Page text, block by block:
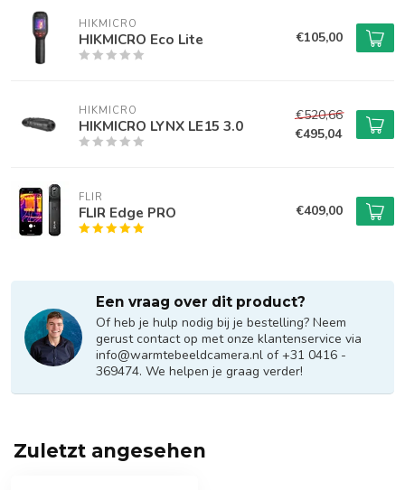
HIKMICRO
HIKMICRO Eco Lite €105,00
HIKMICRO
HIKMICRO LYNX LE15 3.0
€520,66
€495,04
FLIR
FLIR Edge PRO €409,00
Een vraag over dit product?
Of heb je hulp nodig bij je bestelling? Neem
gerust contact op met onze klantenservice via
info@warmtebeeldcamera.nl of +31 0416 -
369474. We helpen je graag verder!
Zuletzt angesehen